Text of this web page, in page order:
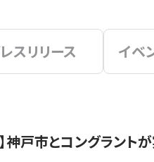
スリリース イベ
神戸市とコングラント